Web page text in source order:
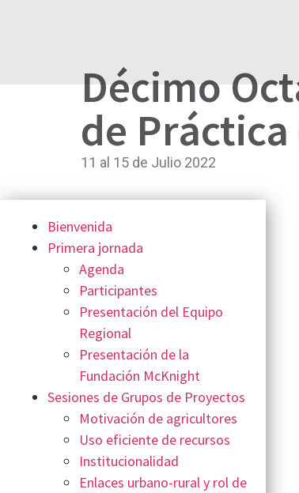
Décimo
de Práctica
11 al 15 de Julio 2022
Bienvenida
Primera jornada
Agenda
Participantes
Presentación del Equipo
Regional
Presentación de la
Fundación McKnight
Sesiones de Grupos de Proyectos
Motivación de agricultores
Uso eficiente de recursos
Institucionalidad
Enlaces urbano-rural y rol de